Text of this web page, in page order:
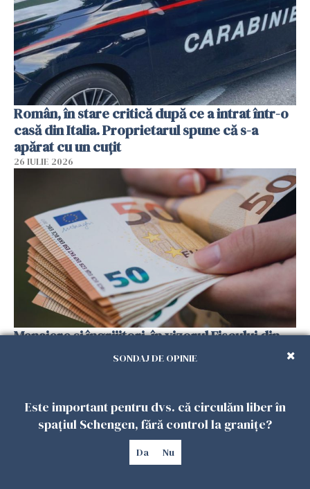
Român, în stare critică după ce a intrat într-o
casă din Italia. Proprietarul spune că s-a
apărat cu un cuțit
26 IULIE 2026
Menajere și îngrijitori, în vizorul Fiscului din
Italia. Aproape 500.000 de euro din venituri,
SONDAJ DE OPINIE
Este important pentru dvs. că circulăm liber în
spațiul Schengen, fără control la granițe?
Da Nu